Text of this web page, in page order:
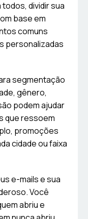
dividir sua
base em
comuns
personalizadas
segmentação
gênero,
podem ajudar
que ressoem
promoções
cidade ou faixa
e-mails e sua
Você
abriu e